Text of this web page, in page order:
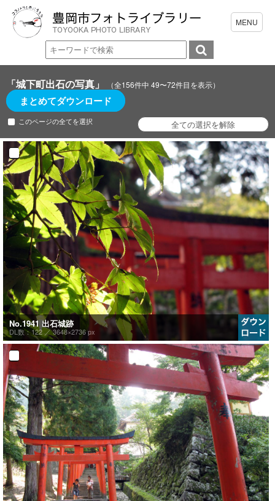
「城下町出石の写真」 （全156件中 49〜72件目を表示）
まとめてダウンロード
このページの全てを選択
No.1941 出石城跡
DL数：122 ／3648×2736 px